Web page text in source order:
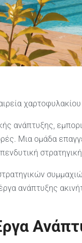
ανάπτυξης,
Μια ομάδα
ανάπτυξης